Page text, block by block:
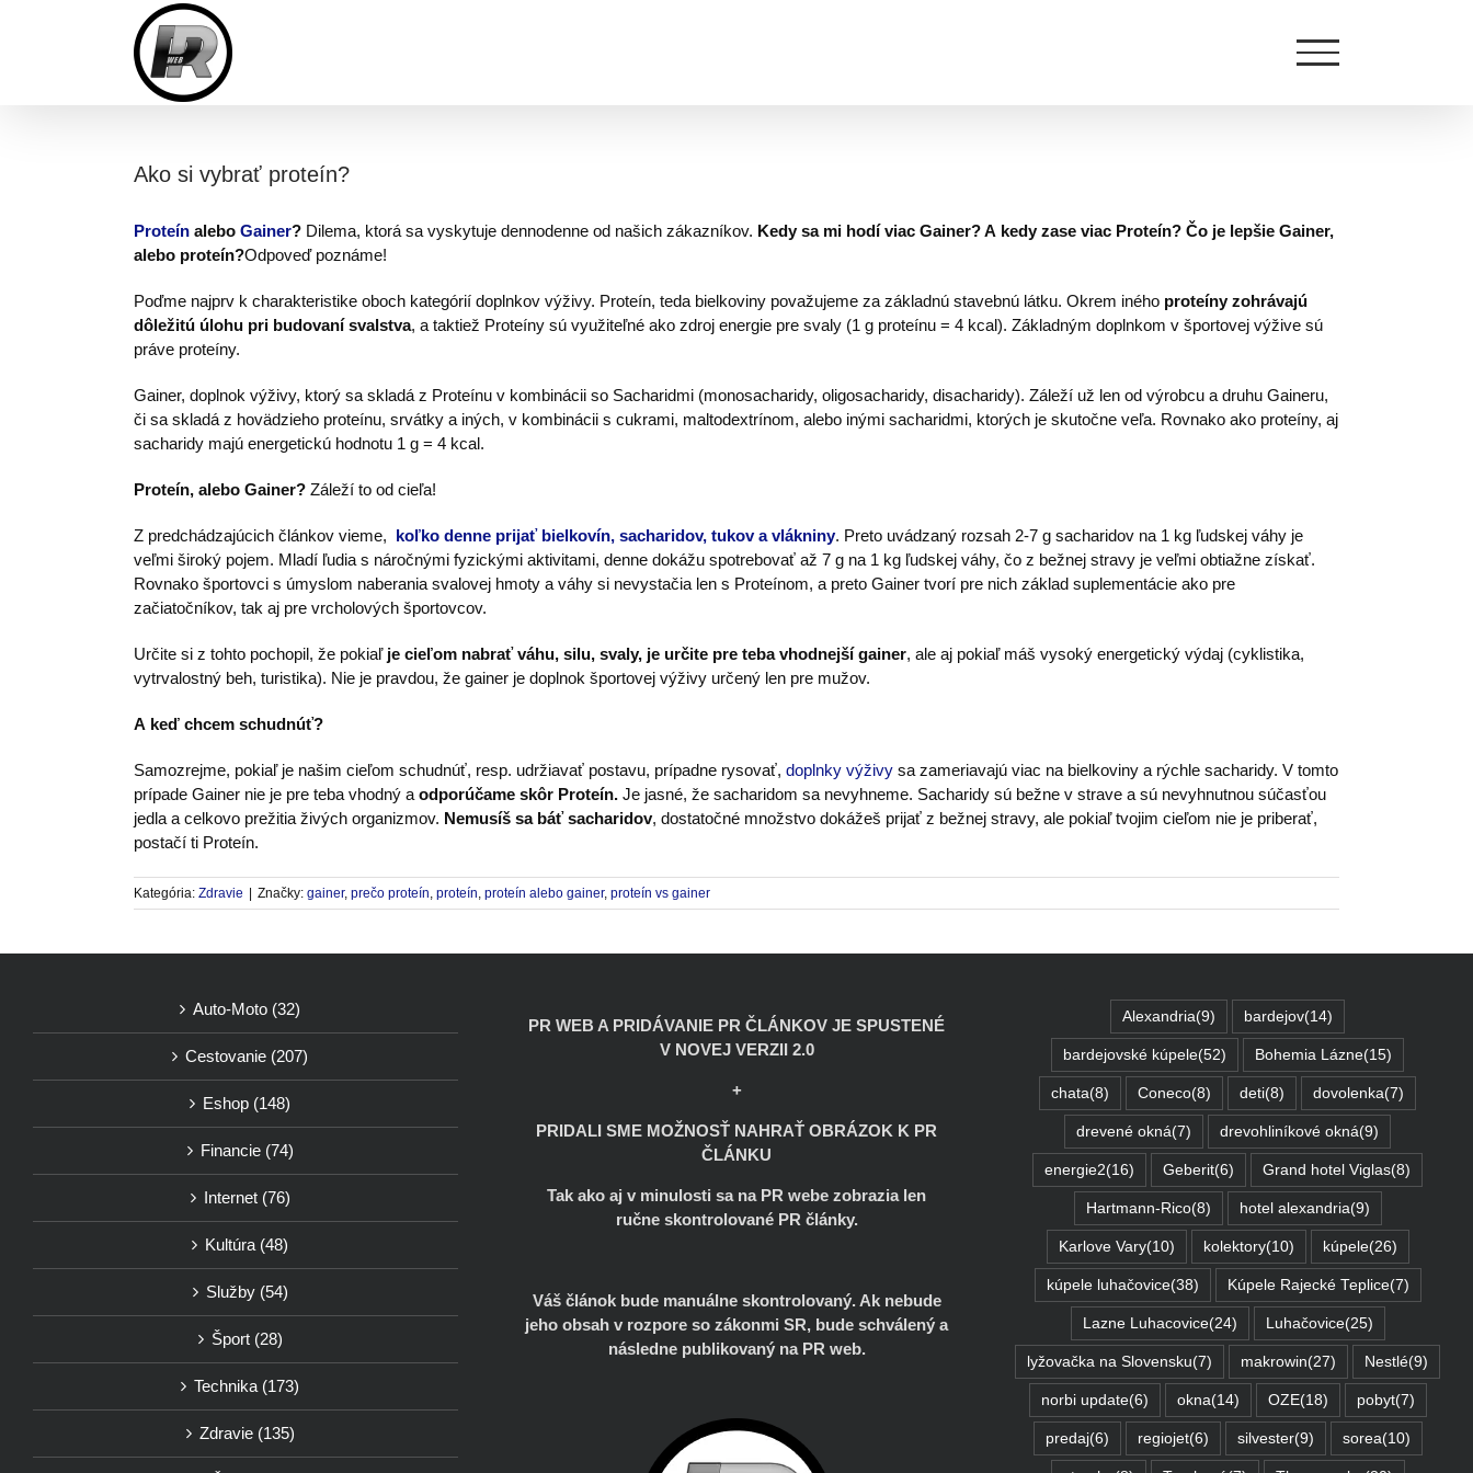
Ako si vybrať proteín?
Proteín alebo Gainer? Dilema, ktorá sa vyskytuje dennodenne od našich zákazníkov. Kedy sa mi hodí viac Gainer? A kedy zase viac Proteín? Čo je lepšie Gainer,
alebo proteín?Odpoveď poznáme!
Poďme najprv k charakteristike oboch kategórií doplnkov výživy. Proteín, teda bielkoviny považujeme za základnú stavebnú látku. Okrem iného proteíny zohrávajú
dôležitú úlohu pri budovaní svalstva, a taktiež Proteíny sú využiteľné ako zdroj energie pre svaly (1 g proteínu = 4 kcal). Základným doplnkom v športovej výžive sú
práve proteíny.
Gainer, doplnok výživy, ktorý sa skladá z Proteínu v kombinácii so Sacharidmi (monosacharidy, oligosacharidy, disacharidy). Záleží už len od výrobcu a druhu Gaineru,
či sa skladá z hovädzieho proteínu, srvátky a iných, v kombinácii s cukrami, maltodextrínom, alebo inými sacharidmi, ktorých je skutočne veľa. Rovnako ako proteíny, aj
sacharidy majú energetickú hodnotu 1 g = 4 kcal.
Proteín, alebo Gainer? Záleží to od cieľa!
Z predchádzajúcich článkov vieme, koľko denne prijať bielkovín, sacharidov, tukov a vlákniny. Preto uvádzaný rozsah 2-7 g sacharidov na 1 kg ľudskej váhy je
veľmi široký pojem. Mladí ľudia s náročnými fyzickými aktivitami, denne dokážu spotrebovať až 7 g na 1 kg ľudskej váhy, čo z bežnej stravy je veľmi obtiažne získať.
Rovnako športovci s úmyslom naberania svalovej hmoty a váhy si nevystačia len s Proteínom, a preto Gainer tvorí pre nich základ suplementácie ako pre
začiatočníkov, tak aj pre vrcholových športovcov.
Určite si z tohto pochopil, že pokiaľje cieľom nabrať váhu, silu, svaly, je určite pre teba vhodnejší gainer, ale aj pokiaľ máš vysoký energetický výdaj (cyklistika,
vytrvalostný beh, turistika). Nie je pravdou, že gainer je doplnok športovej výživy určený len pre mužov.
A keď chcem schudnúť?
Samozrejme, pokiaľ je našim cieľom schudnúť, resp. udržiavať postavu, prípadne rysovať, doplnky výživy sa zameriavajú viac na bielkoviny a rýchle sacharidy. V tomto
prípade Gainer nie je pre teba vhodný a odporúčame skôr Proteín. Je jasné, že sacharidom sa nevyhneme. Sacharidy sú bežne v strave a sú nevyhnutnou súčasťou
jedla a celkovo prežitia živých organizmov. Nemusíš sa báť sacharidov, dostatočné množstvo dokážeš prijať z bežnej stravy, ale pokiaľ tvojim cieľom nie je priberať,
postačí ti Proteín.
Kategória: Zdravie Značky: gainer, prečo proteín, proteín, proteín alebo gainer, proteín vs gainer
Auto-Moto (32)
Cestovanie (207)
Eshop (148)
Financie (74)
Internet (76)
Kultúra (48)
Služby (54)
Šport (28)
Technika (173)
Zdravie (135)
PR WEB A PRIDÁVANIE PR ČLÁNKOV JE SPUSTENÉ
V NOVEJ VERZII 2.0
+
PRIDALI SME MOŽNOSŤ NAHRAŤ OBRÁZOK K PR
ČLÁNKU
Tak ako aj v minulosti sa na PR webe zobrazia len
ručne skontrolované PR články.
Váš článok bude manuálne skontrolovaný. Ak nebude
jeho obsah v rozpore so zákonmi SR, bude schválený a
následne publikovaný na PR web.
Alexandria(9) bardejov(14)
bardejovské kúpele(52) Bohemia Lázne(15)
chata(8) Coneco(8) deti(8) dovolenka(7)
drevené okná(7) drevohliníkové okná(9)
energie2(16) Geberit(6) Grand hotel Viglas(8)
Hartmann-Rico(8) hotel alexandria(9)
Karlove Vary(10) kolektory(10) kúpele(26)
kúpele luhačovice(38) Kúpele Rajecké Teplice(7)
Lazne Luhacovice(24) Luhačovice(25)
lyžovačka na Slovensku(7) makrowin(27) Nestlé(9)
norbi update(6) okna(14) OZE(18) pobyt(7)
predaj(6) regiojet(6) silvester(9) sorea(10)